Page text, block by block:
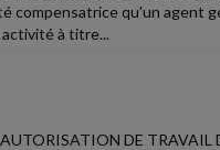
compensatrice qu'un agent
à titre...
DE TRAVAIL